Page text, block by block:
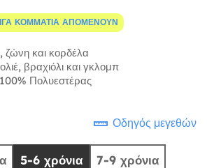
ΚΟΜΜΆΤΙΑ ΑΠΟΜΈΝΟΥΝ
ζώνη και κορδέλα
βραχιόλι και γκλομπ
100% Πολυεστέρας
Οδηγός μεγεθών
5-6 χρόνια 7-9 χρόνια